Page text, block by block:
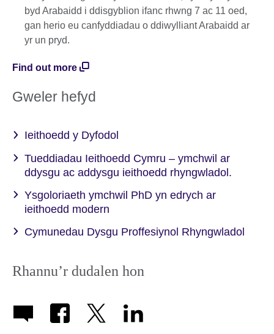
byd Arabaidd i ddisgyblion ifanc rhwng 7 ac 11 oed,
gan herio eu canfyddiadau o ddiwylliant Arabaidd ar
yr un pryd.
Find out more
Gweler hefyd
Ieithoedd y Dyfodol
Tueddiadau Ieithoedd Cymru – ymchwil ar
ddysgu ac addysgu ieithoedd rhyngwladol.
Ysgoloriaeth ymchwil PhD yn edrych ar
ieithoedd modern
Cymunedau Dysgu Proffesiynol Rhyngwladol
Rhannu’r dudalen hon